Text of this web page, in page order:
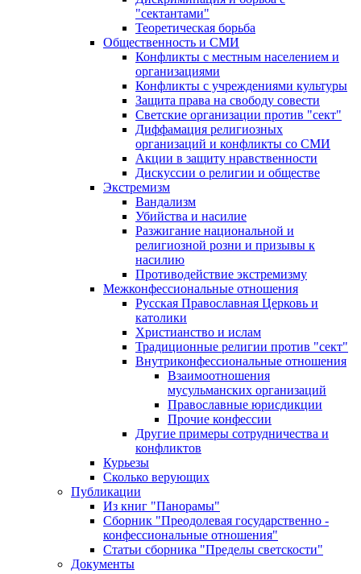
"сектантами"
Теоретическая борьба
Общественность и СМИ
Конфликты с местным населением и
организациями
Конфликты с учреждениями культуры
Защита права на свободу совести
Светские организации против "сект"
Диффамация религиозных
организаций и конфликты со СМИ
Акции в защиту нравственности
Дискуссии о религии и обществе
Экстремизм
Вандализм
Убийства и насилие
Разжигание национальной и
религиозной розни и призывы к
насилию
Противодействие экстремизму
Межконфессиональные отношения
Русская Православная Церковь и
католики
Христианство и ислам
Традиционные религии против "сект"
Внутриконфессиональные отношения
Взаимоотношения
мусульманских организаций
Православные юрисдикции
Прочие конфессии
Другие примеры сотрудничества и
конфликтов
Курьезы
Сколько верующих
Публикации
Из книг "Панорамы"
Сборник "Преодолевая государственно -
конфессиональные отношения"
Статьи сборника "Пределы светскости"
Документы